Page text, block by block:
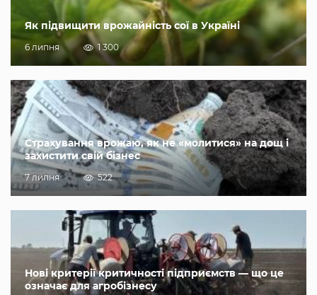
Як підвищити врожайність сої в Україні
6 липня 1 300
Страхування врожаю, як не «молитися» на дощ і
захистити свій бізнес
7 липня 522
Нові критерії критичності підприємств — що це
означає для агробізнесу